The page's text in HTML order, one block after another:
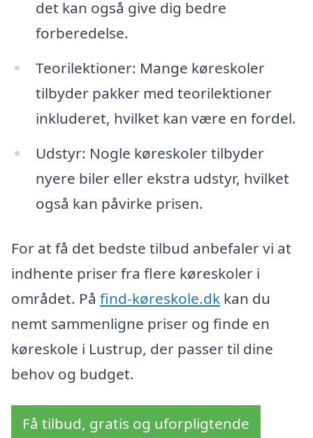
det kan også give dig bedre
forberedelse.
Teorilektioner: Mange køreskoler
tilbyder pakker med teorilektioner
inkluderet, hvilket kan være en fordel.
Udstyr: Nogle køreskoler tilbyder
nyere biler eller ekstra udstyr, hvilket
også kan påvirke prisen.
For at få det bedste tilbud anbefaler vi at
indhente priser fra flere køreskoler i
området. På find-køreskole.dk kan du
nemt sammenligne priser og finde en
køreskole i Lustrup, der passer til dine
behov og budget.
Få tilbud, gratis og uforpligtende